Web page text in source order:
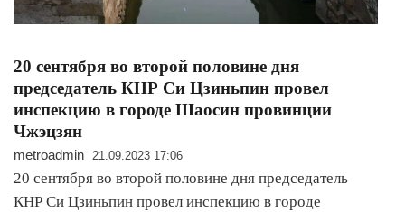
20 сентября во второй половине дня
председатель КНР Си Цзиньпин провел
инспекцию в городе Шаосин провинции
Чжэцзян
metroadmin 21.09.2023 17:06
20 сентября во второй половине дня председатель
КНР Си Цзиньпин провел инспекцию в городе